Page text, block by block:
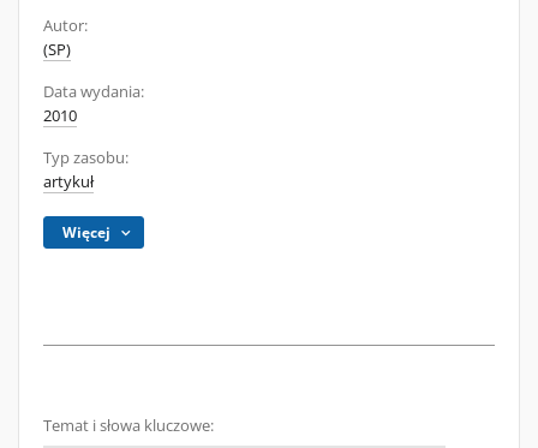
Autor:
(SP)
Data wydania:
2010
Typ zasobu:
artykuł
Więcej
Temat i słowa kluczowe: